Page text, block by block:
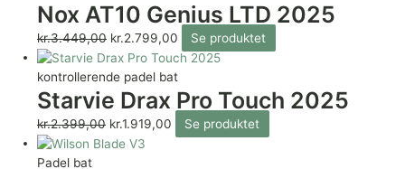
Nox AT10 Genius LTD 2025
kr.3.449,00 kr.2.799,00 Se produktet
kontrollerende padel bat
Starvie Drax Pro Touch 2025
kr.2.399,00 kr.1.919,00 Se produktet
Padel bat